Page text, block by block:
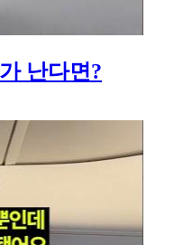
난다면?